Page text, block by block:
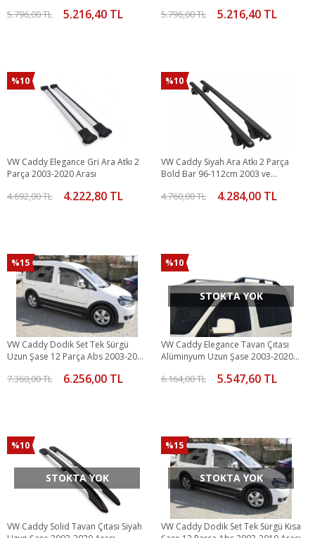
5.796,00 TL 5.216,40 TL 5.796,00 TL 5.216,40 TL
%10
VW Caddy Elegance Gri Ara Atkı 2
Parça 2003-2020 Arası
4.692,00 TL 4.222,80 TL
%10
VW Caddy Siyah Ara Atkı 2 Parça
Bold Bar 96-112cm 2003 ve
4.760,00 TL 4.284,00 TL
%15
VW Caddy Dodik Set Tek Sürgü
Uzun Şase 12 Parça Abs 2003-2010
7.360,00 TL 6.256,00 TL
%10
STOKTA YOK
VW Caddy Elegance Tavan Çıtası
Alüminyum Uzun Şase 2003-2020
6.164,00 TL 5.547,60 TL
%10
STOKTA YOK
VW Caddy Solid Tavan Çıtası Siyah
%15
STOKTA YOK
VW Caddy Dodik Set Tek Sürgü Kısa